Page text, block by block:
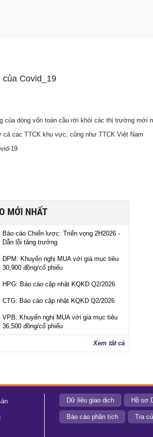
Covid_19
của dòng vốn toàn cầu rời khỏi các thị trường mới
cả các TTCK khu vực, cũng như TTCK Việt Nam
19
MỚI NHẤT
Báo cáo Chiến lược: Triển vọng 2H2026 -
Dẫn lỗi tăng trưởng
DPM: Khuyến nghị MUA với giá mục tiêu
30,900 đồng/cổ phiếu
HPG: Báo cáo cập nhật KQKD Q2/2026
CTG: Báo cáo cập nhật KQKD Q2/2026
VPB: Khuyến nghị MUA với giá mục tiêu
36,500 đồng/cổ phiếu
Xem tất cả
Dữ liệu giao dịch Hồ sơ
Báo cáo phân tích Tra